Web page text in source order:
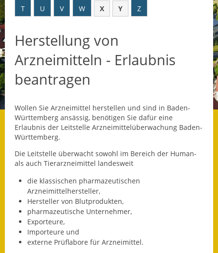
Datenschutz
Datenschutz im
Steueramt
Was die Alten noch
Wagner-Werkstatt
Informationsbroschüre
Lärmaktionsplan
Infos in Leichter Sprache
T
U V W X Y Z
Herstellung von
Arzneimitteln - Erlaubnis
beantragen
Wollen Sie Arzneimittel herstellen und sind in Baden-
Württemberg ansässig, benötigen Sie dafür eine
Erlaubnis der Leitstelle Arzneimittelüberwachung Baden-
Württemberg.
Die Leitstelle überwacht sowohl im Bereich der Human-
als auch Tierarzneimittel landesweit
die klassischen pharmazeutischen
Arzneimittelhersteller,
Hersteller von Blutprodukten,
pharmazeutische Unternehmer,
Exporteure,
Importeure und
externe Prüflabore für Arzneimittel.